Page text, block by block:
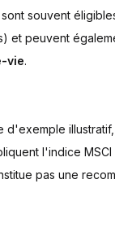
souvent
et peuvent
vie.
d'exemple
l'indice MSCI
pas une